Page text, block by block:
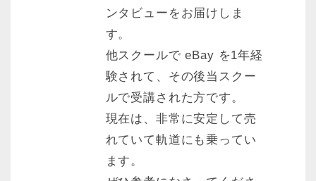
ンタビューをお届けしま
す。
他スクールで eBay を1年経
験されて、その後当スクー
ルで受講された方です。
現在は、非常に安定して売
れていて軌道にも乗ってい
ます。